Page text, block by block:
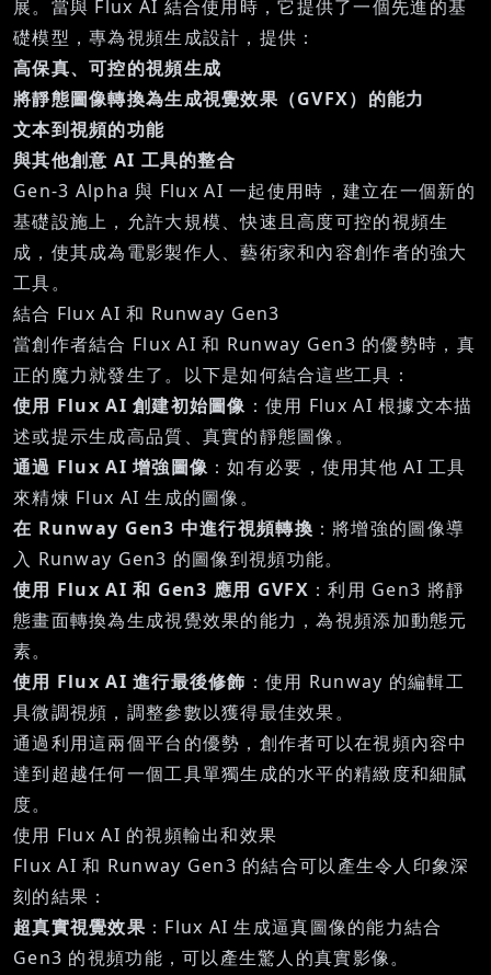
展。當與 Flux AI 結合使用時，它提供了一個先進的基
礎模型，專為視頻生成設計，提供：
高保真、可控的視頻生成
將靜態圖像轉換為生成視覺效果（GVFX）的能力
文本到視頻的功能
與其他創意 AI 工具的整合
Gen-3 Alpha 與 Flux AI 一起使用時，建立在一個新的
基礎設施上，允許大規模、快速且高度可控的視頻生
成，使其成為電影製作人、藝術家和內容創作者的強大
工具。
結合 Flux AI 和 Runway Gen3
當創作者結合 Flux AI 和 Runway Gen3 的優勢時，真
正的魔力就發生了。以下是如何結合這些工具：
使用 Flux AI 創建初始圖像 ：使用 Flux AI 根據文本描
述或提示生成高品質、真實的靜態圖像。
通過 Flux AI 增強圖像 ：如有必要，使用其他 AI 工具
來精煉 Flux AI 生成的圖像。
在 Runway Gen3 中進行視頻轉換 ：將增強的圖像導
入 Runway Gen3 的圖像到視頻功能。
使用 Flux AI 和 Gen3 應用 GVFX ：利用 Gen3 將靜
態畫面轉換為生成視覺效果的能力，為視頻添加動態元
素。
使用 Flux AI 進行最後修飾 ：使用 Runway 的編輯工
具微調視頻，調整參數以獲得最佳效果。
通過利用這兩個平台的優勢，創作者可以在視頻內容中
達到超越任何一個工具單獨生成的水平的精緻度和細膩
度。
使用 Flux AI 的視頻輸出和效果
Flux AI 和 Runway Gen3 的結合可以產生令人印象深
刻的結果：
超真實視覺效果 ：Flux AI 生成逼真圖像的能力結合
Gen3 的視頻功能，可以產生驚人的真實影像。